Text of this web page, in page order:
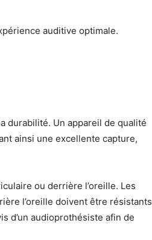
auditive optimale.
durabilité. Un appareil de qualité
ainsi une excellente capture,
ou derrière l’oreille. Les
l’oreille doivent être résistants
d’un audioprothésiste afin de